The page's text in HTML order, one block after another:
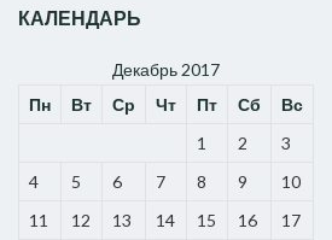
КАЛЕНДАРЬ
Декабрь 2017
Пн
Вт Ср Чт Пт Сб
Вс
1
2
3
4
5 6 7 8 9
10
11
12 13 14 15 16
17